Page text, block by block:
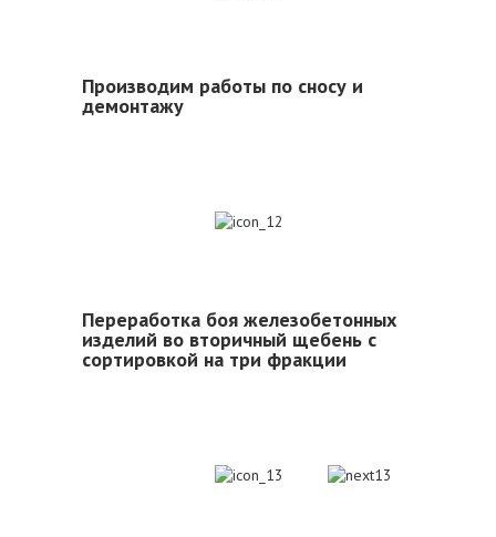
Производим работы по сносу и
демонтажу
Переработка боя железобетонных
изделий во вторичный щебень с
сортировкой на три фракции